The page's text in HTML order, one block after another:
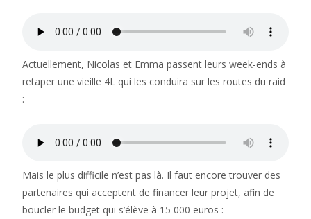
Actuellement, Nicolas et Emma passent leurs week-ends à
retaper une vieille 4L qui les conduira sur les routes du raid
:
Mais le plus difficile n’est pas là. Il faut encore trouver des
partenaires qui acceptent de financer leur projet, afin de
boucler le budget qui s’élève à 15 000 euros :